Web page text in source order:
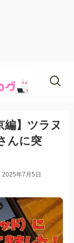
編】ツラヌ
んに突
2025年7月5日